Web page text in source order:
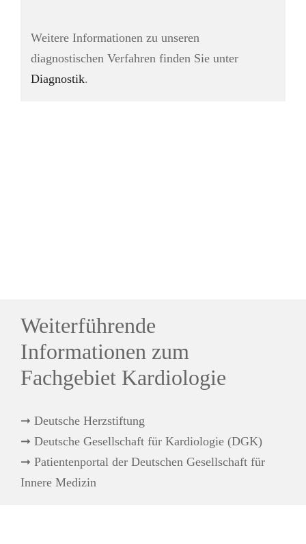
Weitere Informationen zu unseren
diagnostischen Verfahren finden Sie unter
Diagnostik.
Weiterführende
Informationen zum
Fachgebiet Kardiologie
➞ Deutsche Herzstiftung
➞ Deutsche Gesellschaft für Kardiologie (DGK)
➞ Patientenportal der Deutschen Gesellschaft für
Innere Medizin